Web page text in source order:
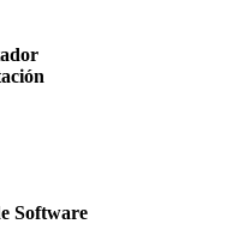
Software